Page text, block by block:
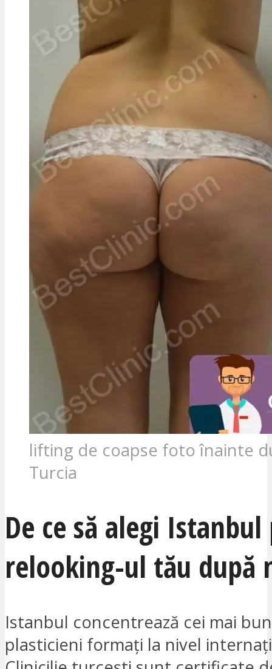
lifting de coapse foto înainte
Turcia
De ce să alegi
relooking-ul tău după
Istanbul concentrează cei mai
plasticieni formați la nivel